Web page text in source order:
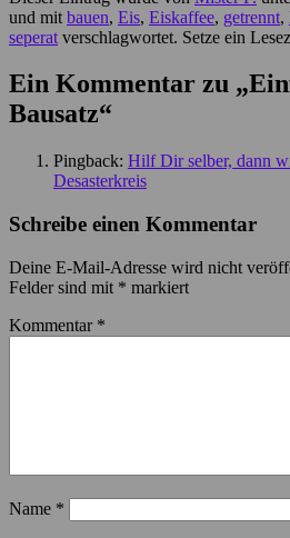
und mit bauen, Eis, Eiskaffee, getrennt,
seperat verschlagwortet. Setze ein
Ein Kommentar zu „
Bausatz“
Pingback: Hilf Dir selber, dann
Desasterkreis
Schreibe einen Kommentar
Deine E-Mail-Adresse wird nicht
Felder sind mit * markiert
Kommentar *
Name *